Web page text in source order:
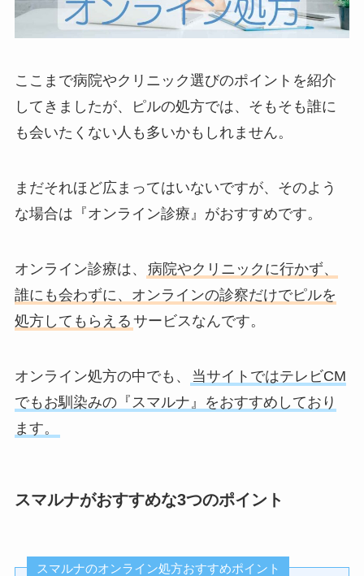
ここまで病院やクリニック選びのポイントを紹介
してきましたが、ピルの処方では、そもそも誰に
も会いたくない人も多いかもしれません。
まだそれほど広まってはいないですが、そのよう
な場合は『オンライン診療』がおすすめです。
オンライン診療は、
病院やクリニックに行かず、
誰にも会わずに、オンラインの診察だけでピルを
処方してもらえる サービスなんです。
オンライン処方の中でも、
当サイトではテレビCM
でもお馴染みの『スマルナ』をおすすめしており
ます。
スマルナがおすすめな3つのポイント
スマルナのオンライン処方おすすめポイント